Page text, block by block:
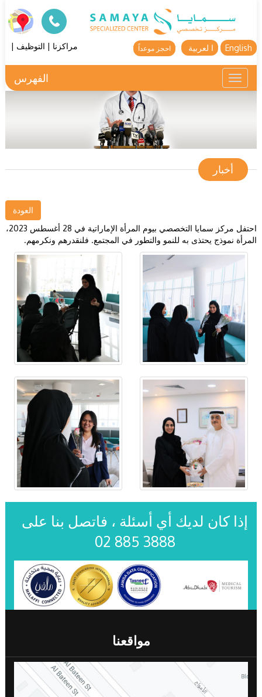
English ا لعربية احجز موعداً مراكزنا|التوظيف |
Toggle
navigation
الفهرس
أخبار
العودة
احتفل مركز سمايا التخصصي بيوم المرأة الإماراتية في 28 أغسطس 2023،
المرأة نموذج يحتذى به للنمو والتطور في المجتمع. فلنقدرهم ونكرمهم.
إذا كان لديك أي أسئلة ، فاتصل بنا على
02 885 3888
مواقعنا